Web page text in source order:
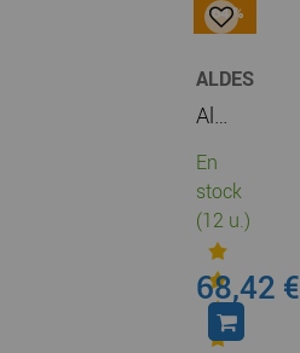
-64 %
ALDES
Aldes - Kit VMC simple flux EasyHOME Auto COMBLES + 3 grilles BIP (11026032)
En
stock
(12 u.)
68,42 €